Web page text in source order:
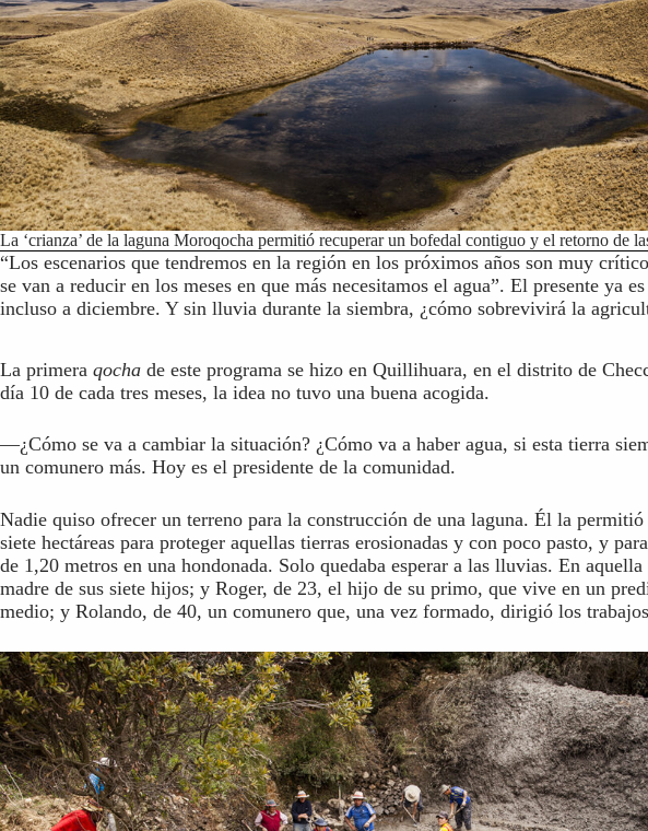
La ‘crianza’ de la laguna Moroqocha permitió recuperar un bofedal contiguo y el retorno de
“Los escenarios que tendremos en la región en los próximos años son muy
se van a reducir en los meses en que más necesitamos el agua”. El presente ya
incluso a diciembre. Y sin lluvia durante la siembra, ¿cómo sobrevivirá la
La primera qocha de este programa se hizo en Quillihuara, en el distrito de
día 10 de cada tres meses, la idea no tuvo una buena acogida.
—¿Cómo se va a cambiar la situación? ¿Cómo va a haber agua, si esta tierra
un comunero más. Hoy es el presidente de la comunidad.
Nadie quiso ofrecer un terreno para la construcción de una laguna. Él la
siete hectáreas para proteger aquellas tierras erosionadas y con poco pasto, y
de 1,20 metros en una hondonada. Solo quedaba esperar a las lluvias. En
madre de sus siete hijos; y Roger, de 23, el hijo de su primo, que vive en un
medio; y Rolando, de 40, un comunero que, una vez formado, dirigió los